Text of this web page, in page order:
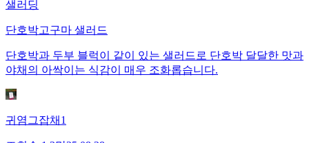
샐러딩
단호박고구마 샐러드
단호박과 두부 블럭이 같이 있는 샐러드로 단호박 달달한 맛과
야채의 아싹이는 식감이 매우 조화롭습니다.
귀염그잡채1